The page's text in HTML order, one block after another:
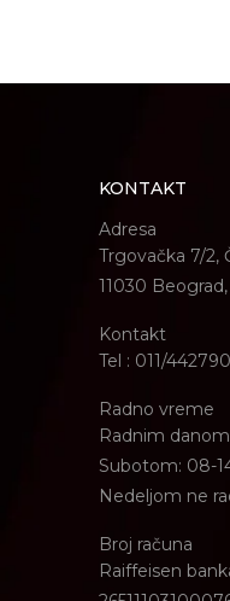
KONTAKT
Adresa
Trgovačka 7/2,
11030 Beograd,
Kontakt
Tel : 011/
Radno vreme
Radnim
Subotom: 08-
Nedeljom ne
Broj računa
Raiffeisen